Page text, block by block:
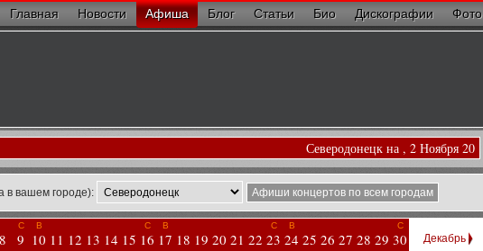
Главная Новости Афиша Блог Статьи Био Дискографии Фото
Северодонецк на , 2 Ноября 20
в вашем городе): Афиши концертов по всем городам
8
С
9
В
10 11 12 13 14 15
С
16
В
17 18 19 20 21 22
С
23
В
24 25 26 27 28 29
С
30 Декабрь